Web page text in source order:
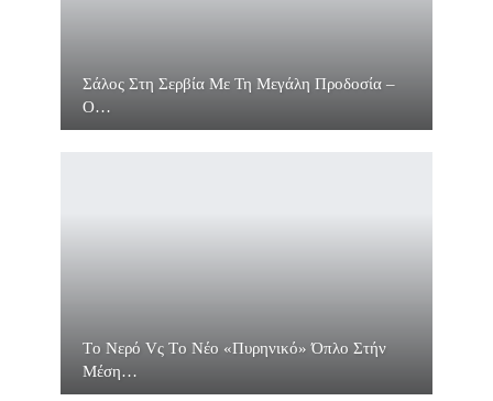
Σάλος Στη Σερβία Με Τη Μεγάλη Προδοσία –
O…
Τo Νερό Vς Τo Νέο «πυρηνικό» Όπλο Στήν
Μέση…